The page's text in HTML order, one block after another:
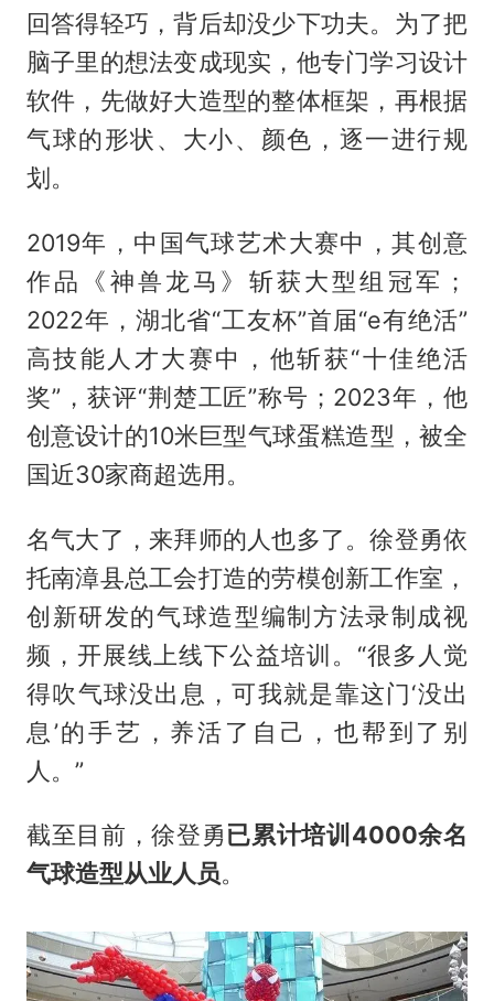
回答得轻巧，背后却没少下功夫。为了把
脑子里的想法变成现实，他专门学习设计
软件，先做好大造型的整体框架，再根据
气球的形状、大小、颜色，逐一进行规
划。
2019年，中国气球艺术大赛中，其创意
作品《神兽龙马》斩获大型组冠军；
2022年，湖北省“工友杯”首届“e有绝活”
高技能人才大赛中，他斩获“十佳绝活
奖”，获评“荆楚工匠”称号；2023年，他
创意设计的10米巨型气球蛋糕造型，被全
国近30家商超选用。
名气大了，来拜师的人也多了。徐登勇依
托南漳县总工会打造的劳模创新工作室，
创新研发的气球造型编制方法录制成视
频，开展线上线下公益培训。“很多人觉
得吹气球没出息，可我就是靠这门‘没出
息’的手艺，养活了自己，也帮到了别
人。”
截至目前，徐登勇已累计培训4000余名
气球造型从业人员。